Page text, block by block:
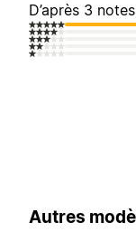
D’après 3 notes
Autres